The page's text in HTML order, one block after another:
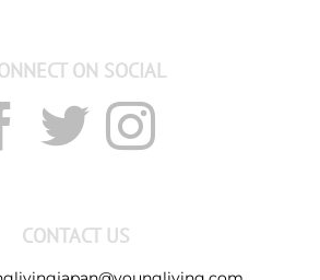
ON SOCIAL
CONTACT US